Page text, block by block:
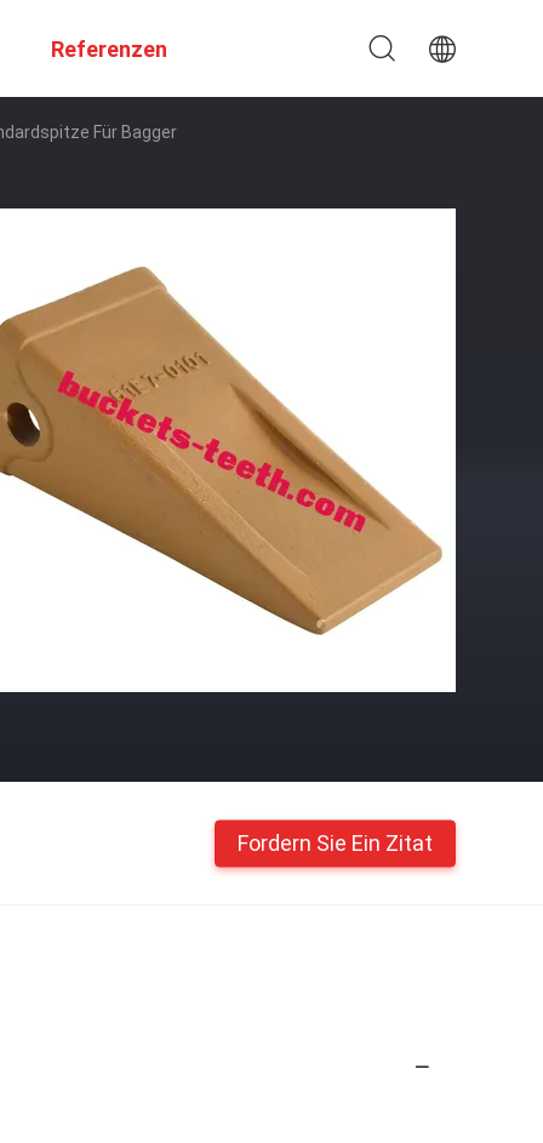
Referenzen
Für Bagger
Fordern Sie Ein Zitat